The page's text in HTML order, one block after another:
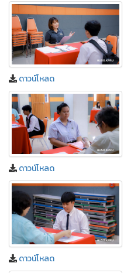
ดาวน์โหลด
ดาวน์โหลด
ดาวน์โหลด